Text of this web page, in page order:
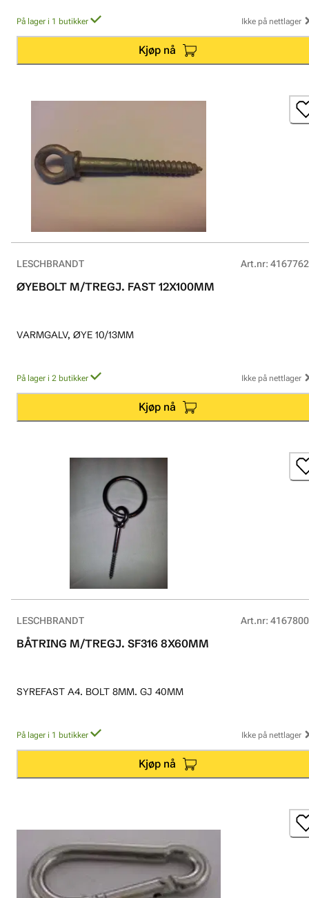
På lager i 1 butikker Ikke på nettlager
Kjøp nå
LESCHBRANDT Art.nr:
ØYEBOLT M/TREGJ. FAST 12X100MM
VARMGALV, ØYE 10/13MM
På lager i 2 butikker Ikke på nettlager
Kjøp nå
LESCHBRANDT Art.nr:
BÅTRING M/TREGJ. SF316 8X60MM
SYREFAST A4. BOLT 8MM. GJ 40MM
På lager i 1 butikker Ikke på nettlager
Kjøp nå